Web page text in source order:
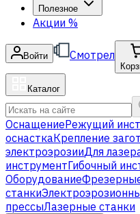
Полезное
Акции %
Войти Смотрел
Каталог
ОснащениеРежущий
оснасткаКрепление
электроэрозииДля
инструментГибочный
Оборудование
станки
прессыЛазерные станки